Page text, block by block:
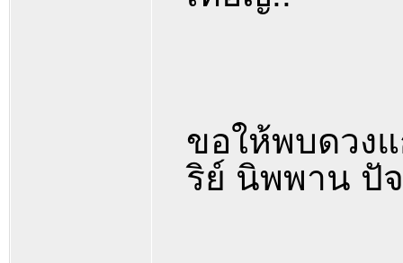
ขอให้พบดวง
ริย์ นิพพาน ปั